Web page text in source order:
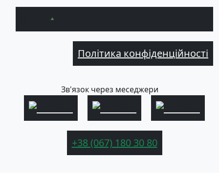
Політика конфіденційності
Зв'язок через меседжери
+38 (067) 180 30 80